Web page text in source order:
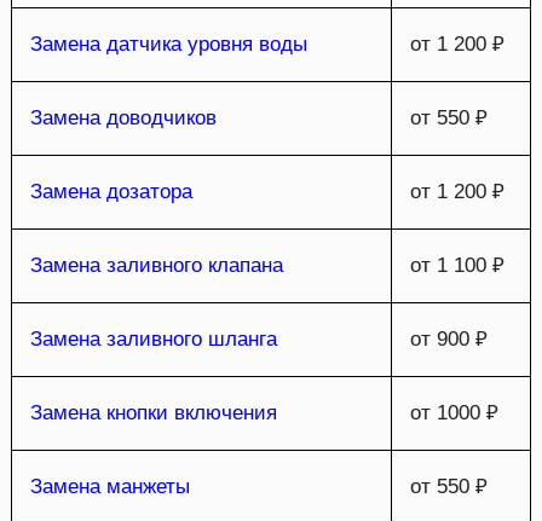
Замена датчика уровня воды от 1 200 ₽
Замена доводчиков от 550 ₽
Замена дозатора от 1 200 ₽
Замена заливного клапана от 1 100 ₽
Замена заливного шланга от 900 ₽
Замена кнопки включения от 1000 ₽
Замена манжеты от 550 ₽